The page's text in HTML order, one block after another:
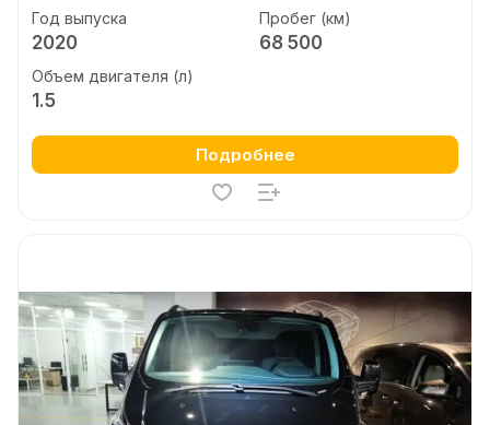
Год выпуска
2020
Пробег (км)
68 500
Объем двигателя (л)
1.5
Подробнее